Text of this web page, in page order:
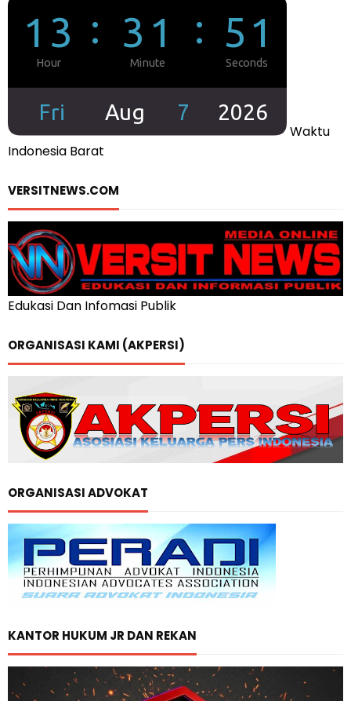
Waktu
Indonesia Barat
VERSITNEWS.COM
Edukasi Dan Infomasi Publik
ORGANISASI KAMI (AKPERSI)
ORGANISASI ADVOKAT
KANTOR HUKUM JR DAN REKAN